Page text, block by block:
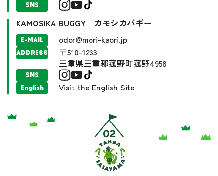
SNS
KAMOSIKA BUGGY カモシカバギー
E-MAIL odor@mori-kaori.jp
ADDRESS
〒510-1233
三重県三重郡菰野町菰野4958
SNS
English
Visit the English Site